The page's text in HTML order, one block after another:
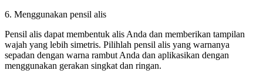
6. Menggunakan pensil alis
Pensil alis dapat membentuk alis Anda dan memberikan tampilan
wajah yang lebih simetris. Pilihlah pensil alis yang warnanya
sepadan dengan warna rambut Anda dan aplikasikan dengan
menggunakan gerakan singkat dan ringan.